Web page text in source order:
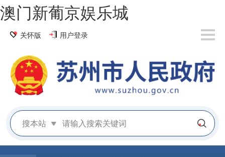
澳门新葡京娱乐城
关怀版 用户登录
搜本站